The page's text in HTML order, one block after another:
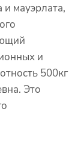
мауэрлата,
и
500кг
Это